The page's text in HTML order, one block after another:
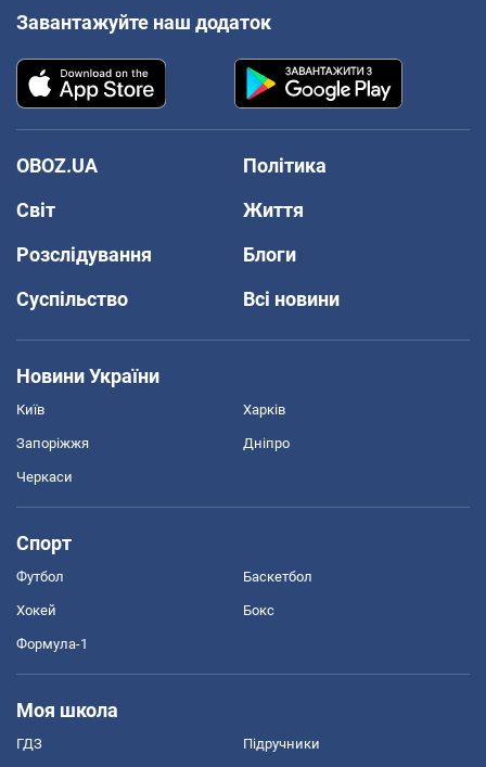
Завантажуйте наш додаток
OBOZ.UA
Політика
Світ
Життя
Розслідування
Блоги
Суспільство
Всі новини
Новини України
Київ Харків
Запоріжжя Дніпро
Черкаси
Спорт
Футбол Баскетбол
Хокей Бокс
Формула-1
Моя школа
ГДЗ Підручники